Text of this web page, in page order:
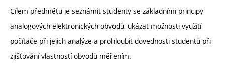
Cílem předmětu je seznámit studenty se základními principy
analogových elektronických obvodů, ukázat možnosti využití
počítače při jejich analýze a prohloubit dovednosti studentů při
zjišťování vlastností obvodů měřením.